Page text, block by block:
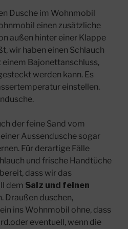
Dusche im Wohnmobil
einen zusätzliche
außen hinter einer Klappe
wir haben einen Schlauch
Bajonettanschluss,
werden kann. Es
einstellen.
der feine Sand vom
Aussendusche sogar
Für derartige Fälle
und frische Handtüche
dass wir das
dem Salz und feinen
Draußen duschen,
ins Wohnmobil ohne, dass
eventuell, wenn die